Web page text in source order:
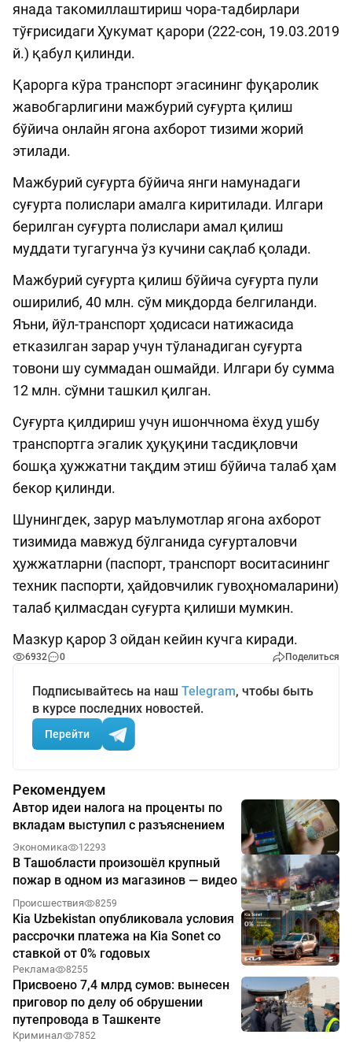
янада такомиллаштириш чора-тадбирлари
тўғрисидаги Ҳукумат қарори (222-сон, 19.03.2019
й.) қабул қилинди.
Қарорга кўра транспорт эгасининг фуқаролик
жавобгарлигини мажбурий суғурта қилиш
бўйича онлайн ягона ахборот тизими жорий
этилади.
Мажбурий суғурта бўйича янги намунадаги
суғурта полислари амалга киритилади. Илгари
берилган суғурта полислари амал қилиш
муддати тугагунча ўз кучини сақлаб қолади.
Мажбурий суғурта қилиш бўйича суғурта пули
оширилиб, 40 млн. сўм миқдорда белгиланди.
Яъни, йўл-транспорт ҳодисаси натижасида
етказилган зарар учун тўланадиган суғурта
товони шу суммадан ошмайди. Илгари бу сумма
12 млн. сўмни ташкил қилган.
Суғурта қилдириш учун ишончнома ёхуд ушбу
транспортга эгалик ҳуқуқини тасдиқловчи
бошқа ҳужжатни тақдим этиш бўйича талаб ҳам
бекор қилинди.
Шунингдек, зарур маълумотлар ягона ахборот
тизимида мавжуд бўлганида суғурталовчи
ҳужжатларни (паспорт, транспорт воситасининг
техник паспорти, ҳайдовчилик гувоҳномаларини)
талаб қилмасдан суғурта қилиши мумкин.
Мазкур қарор 3 ойдан кейин кучга киради.
6932 0 Поделиться
Подписывайтесь на наш Telegram, чтобы быть
в курсе последних новостей.
Перейти
Рекомендуем
Автор идеи налога на проценты по
вкладам выступил с разъяснением
Экономика 12293
В Ташобласти произошёл крупный
пожар в одном из магазинов — видео
Происшествия 8259
Kia Uzbekistan опубликовала условия
рассрочки платежа на Kia Sonet со
ставкой от 0% годовых
Реклама 8255
Присвоено 7,4 млрд сумов: вынесен
приговор по делу об обрушении
путепровода в Ташкенте
Криминал 7852